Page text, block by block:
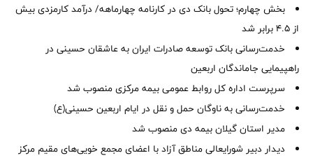
بخش چهارم؛ تحول بانک دی در کارنامه چهارماهه/ درآمد کارمزدی بیش
از ۴.۵ برابر شد
خدمت‌رسانی بانک توسعه صادرات ایران به عاشقان حسینی در
راهپیمایی جاماندگان اربعین
سرپرست اداره کل روابط عمومی بیمه مرکزی منصوب شد
خدمت‌رسانی به ناوگان حمل و نقل در ایام اربعین حسینی(ع)
‌مدیر استان گیلان بیمه دی منصوب شد
دیدار دبیر شورایعالی مناطق آزاد با اعضای مجمع خویی‌های مقیم مرکز